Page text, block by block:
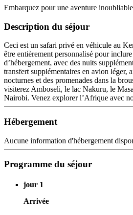
Embarquez pour une aventure
Description du séjour
Ceci est un safari privé en véhicule au
être entièrement personnalisé pour
d’hébergement, avec des nuits
transfert supplémentaires en avion léger,
nocturnes et des promenades dans la
visiterez Amboseli, le lac Nakuru, le
Nairobi. Venez explorer l’Afrique avec
Hébergement
Aucune information d'hébergement
Programme du séjour
jour 1
Arrivée